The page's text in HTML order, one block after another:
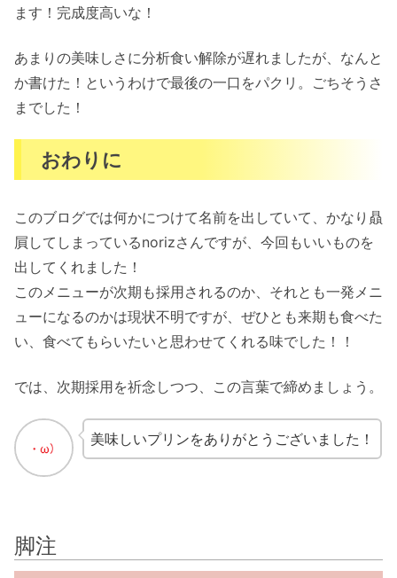
ます！完成度高いな！
あまりの美味しさに分析食い解除が遅れましたが、なんと
か書けた！というわけで最後の一口をパクリ。ごちそうさ
までした！
おわりに
このブログでは何かにつけて名前を出していて、かなり贔
屓してしまっているnorizさんですが、今回もいいものを
出してくれました！
このメニューが次期も採用されるのか、それとも一発メニ
ューになるのかは現状不明ですが、ぜひとも来期も食べた
い、食べてもらいたいと思わせてくれる味でした！！
では、次期採用を祈念しつつ、この言葉で締めましょう。
美味しいプリンをありがとうございました！
脚注